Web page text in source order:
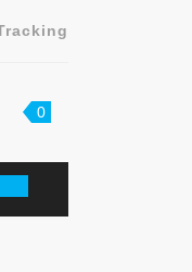
shopping
0